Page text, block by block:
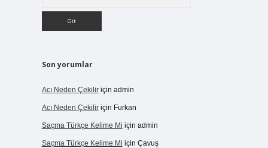
Son yorumlar
Acı Neden Çekiliriçin admin
Acı Neden Çekiliriçin Furkan
Saçma Türkçe Kelime Mi için admin
Saçma Türkçe Kelime Mi için Çavuş